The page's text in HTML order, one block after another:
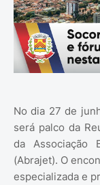
No dia 27 de
será palco da
da Associação
(Abrajet). O
especializada e